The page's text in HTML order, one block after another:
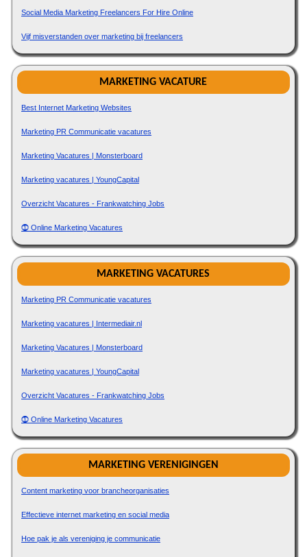
Social Media Marketing Freelancers For Hire Online
Vijf misverstanden over marketing bij freelancers
MARKETING VACATURE
Best Internet Marketing Websites
Marketing PR Communicatie vacatures
Marketing Vacatures | Monsterboard
Marketing vacatures | YoungCapital
Overzicht Vacatures - Frankwatching Jobs
⓵ Online Marketing Vacatures
MARKETING VACATURES
Marketing PR Communicatie vacatures
Marketing vacatures | Intermediair.nl
Marketing Vacatures | Monsterboard
Marketing vacatures | YoungCapital
Overzicht Vacatures - Frankwatching Jobs
⓵ Online Marketing Vacatures
MARKETING VERENIGINGEN
Content marketing voor brancheorganisaties
Effectieve internet marketing en social media
Hoe pak je als vereniging je communicatie